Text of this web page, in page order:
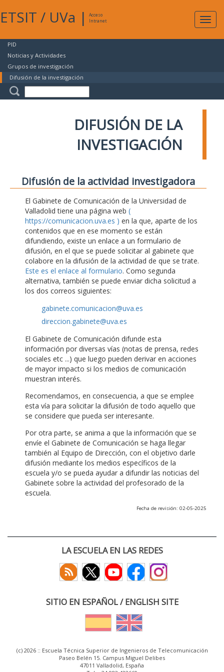
ETSIT / UVa |
Acceso
Intranet
PID
Noticias y Actividades
Grupos de investigación
Difusión de la investigación
DIFUSIÓN DE LA
INVESTIGACIÓN
Difusión de la actividad investigadora
El Gabinete de Comunicación de la Universidad de
Valladolid tiene una página web (
https://comunicacion.uva.es ) en la que, aparte de los
contenidos que en ese momento se están
difundiendo, existe un enlace a un formulario de
difusión, en el que se puede solicitar al gabinete que
colabore en la difusión de la actividad de que se trate.
Este es el enlace al formulario. Como segunda
alternativa, también se puede enviar dicha solicitud a
los dos correos siguientes:
gabinete.comunicacion@uva.es
direccion.gabinete@uva.es
El Gabinete de Comunicación difunde esta
información por diversas vías (notas de prensa, redes
sociales etc ...) que luego pueden derivar en acciones
de mayor impacto si los medios de comunicación
muestran interés.
Recomendamos, en consecuencia, a que se emplee
esta vía para solicitar la difusión de todo aquello que
se considere que pueda ser interesante.
Por otra parte, se anima a que la información que se
envíe el Gabinete de Comunicación se haga llegar
también al Equipo de Dirección, con el objetivo darle
difusión mediante los medios específicos de la
escuela y/o se pueda ayudar a difundir las noticias del
Gabinete sobre la actividad del profesorado de la
escuela.
Fecha de revisión: 02-05-2025
LA ESCUELA EN LAS REDES
SITIO EN ESPAÑOL / ENGLISH SITE
(c) 2026 :: Escuela Técnica Superior de Ingenieros de Telecomunicación
Paseo Belén 15. Campus Miguel Delibes
47011 Valladolid, España